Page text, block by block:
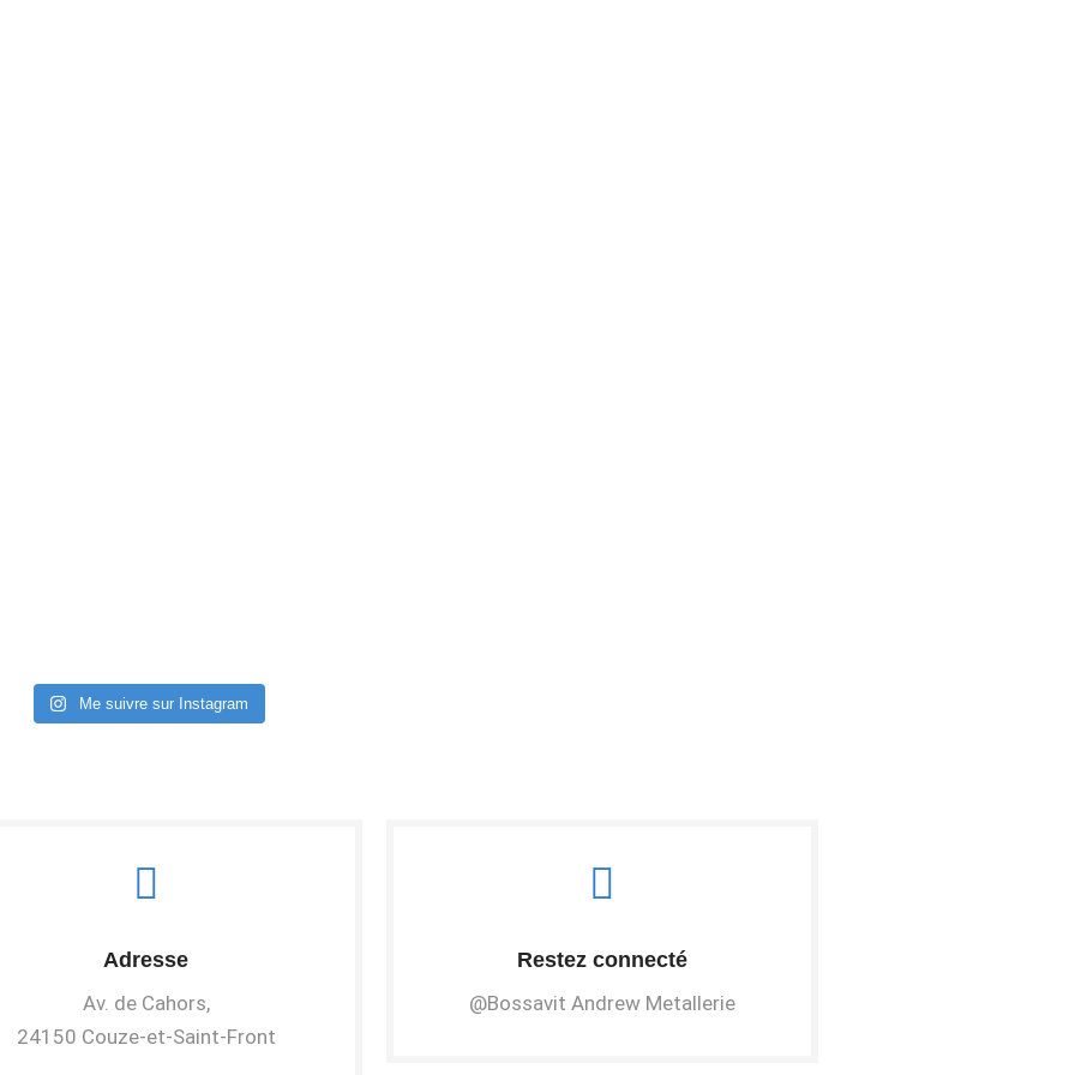
Me suivre sur Instagram
Adresse
Av. de Cahors,
24150 Couze-et-Saint-Front
Restez connecté
@Bossavit Andrew Metallerie